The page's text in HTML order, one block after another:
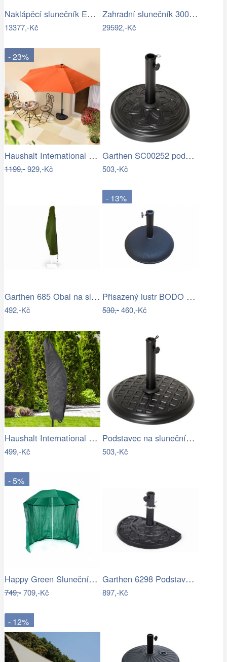
Naklápěcí slunečník EASY TURN 300x300…
13377,-Kč
Zahradní slunečník 300 x 300 cm
29592,-Kč
- 23%
Haushalt International Slunečník…
1199,-929,-Kč
Garthen SC00252 podstavec na slunečník…
503,-Kč
Garthen 685 Obal na slunečník s…
492,-Kč
- 13%
Přisazený lustr BODO 1xE27/60W/230V…
530,-460,-Kč
Haushalt International Ochranný obal na…
499,-Kč
Podstavec na slunečník, kulatý, 15 kg
503,-Kč
- 5%
Happy Green Slunečník s boční stěnou,…
749,-709,-Kč
Garthen 6298 Podstavec pro půlkulaté…
897,-Kč
- 12%